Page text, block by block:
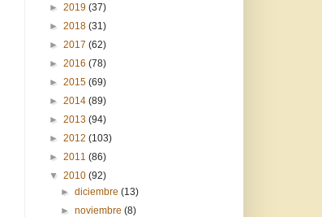
► 2019 (37)
► 2018 (31)
► 2017 (62)
► 2016 (78)
► 2015 (69)
► 2014 (89)
► 2013 (94)
► 2012 (103)
► 2011 (86)
▼ 2010 (92)
►diciembre(13)
►noviembre(8)